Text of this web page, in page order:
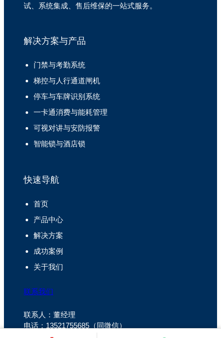
试、系统集成、售后维保的一站式服务。
解决方案与产品
门禁与考勤系统
梯控与人行通道闸机
停车与车牌识别系统
一卡通消费与能耗管理
可视对讲与安防报警
智能锁与酒店锁
快速导航
首页
产品中心
解决方案
成功案例
关于我们
联系我们
联系人：董经理
电话：13521755685（同微信）